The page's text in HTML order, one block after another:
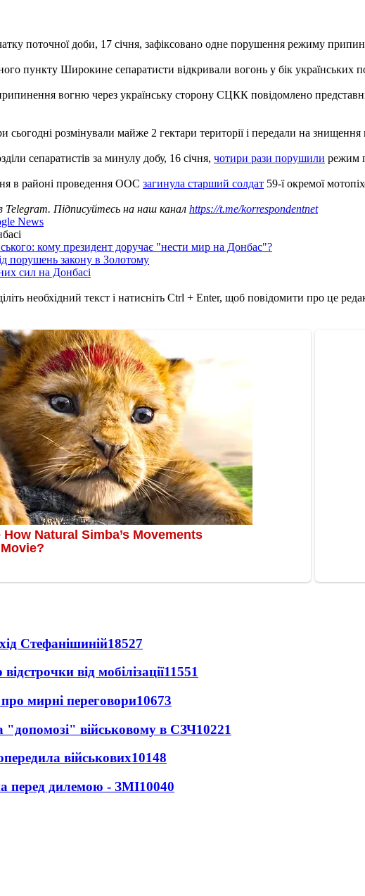
поточної доби, 17 січня, зафіксовано одне порушення режиму
пункту Широкине сепаратисти відкривали вогонь у бік українських
вогню через українську сторону СЦКК повідомлено
сьогодні розмінували майже 2 гектари території і передали на
сепаратистів за минулу добу, 16 січня, чотири рази порушили режим
в районі проведення ООС загинула старший солдат 59-ї окремої
Telegram. Підписуйтесь на наш канал https://t.me/korrespondentnet
News
кому президент доручає "нести мир на Донбас"?
порушень закону в Золотому
сил на Донбасі
необхідний текст і натисніть Ctrl + Enter, щоб повідомити про це
Стефанішиній18527
від мобілізації11551
мирні переговори10673
військовому в СЗЧ10221
військових10148
перед дилемою - ЗМІ10040